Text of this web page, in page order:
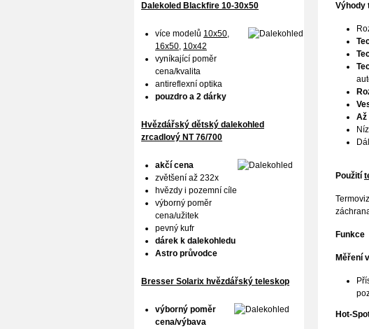
Výhody
Až
Použití
Funkce
Měření
Hot-
Dalekoled Blackfire 10-30x50
více modelů 10x50,
16x50, 10x42
vyníkající poměr
cena/kvalita
antireflexní optika
pouzdro a 2 dárky
Hvězdářský dětský dalekohled
zrcadlový NT 76/700
akčí cena
zvětšení až 232x
hvězdy i pozemní cíle
výborný poměr
cena/užitek
pevný kufr
dárek k dalekohledu
Astro průvodce
Bresser Solarix hvězdářský teleskop
výborný poměr
cena/výbava